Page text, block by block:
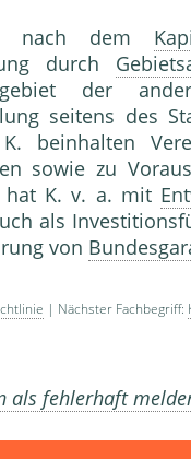
nach dem
durch
der
seitens des
beinhalten
en sowie zu
hat K. v. a. mit
als
von
| Nächster Fachbegriff:
als fehlerhaft